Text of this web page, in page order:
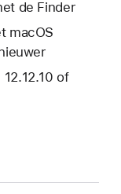
de Finder
macOS
of